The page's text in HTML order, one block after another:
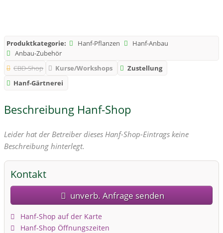
Produktkategorie: Hanf-Pflanzen
Hanf-Anbau
Anbau-Zubehör
CBD-Shop
Kurse/Workshops
Zustellung
Hanf-Gärtnerei
Beschreibung Hanf-Shop
Leider hat der Betreiber dieses Hanf-Shop-Eintrags keine
Beschreibung hinterlegt.
Kontakt
unverb. Anfrage senden
Hanf-Shop auf der Karte
Hanf-Shop Öffnungszeiten